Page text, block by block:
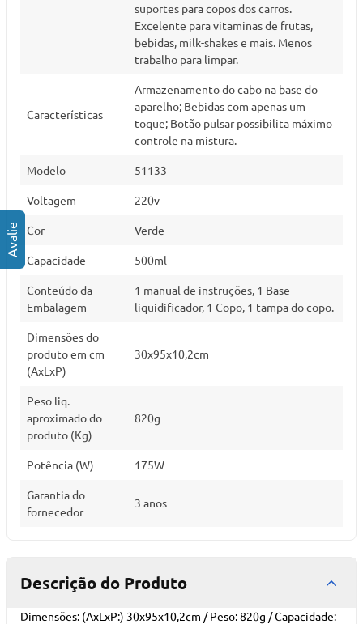
suportes para copos dos carros.
Excelente para vitaminas de frutas,
bebidas, milk-shakes e mais. Menos
trabalho para limpar.
Características
Armazenamento do cabo na base do
aparelho; Bebidas com apenas um
toque; Botão pulsar possibilita máximo
controle na mistura.
Modelo 51133
Voltagem 220v
Cor Verde
Capacidade 500ml
Conteúdo da
Embalagem
1 manual de instruções, 1 Base
liquidificador, 1 Copo, 1 tampa do copo.
Dimensões do
produto em cm
(AxLxP)
30x95x10,2cm
Peso liq.
aproximado do
produto (Kg)
820g
Potência (W) 175W
Garantia do
fornecedor
3 anos
Descrição do Produto
Dimensões: (AxLxP:) 30x95x10,2cm / Peso: 820g / Capacidade: